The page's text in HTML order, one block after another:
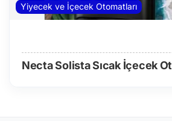
Yiyecek ve İçecek Otomatları
Necta Solista Sıcak İçecek